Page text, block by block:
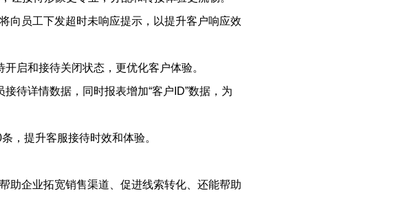
向员工下发超时未响应提示，以提升客户响应效
启和接待关闭状态，更优化客户体验。
待详情数据，同时报表增加“客户ID”数据，为
，提升客服接待时效和体验。
助企业拓宽销售渠道、促进线索转化、还能帮助